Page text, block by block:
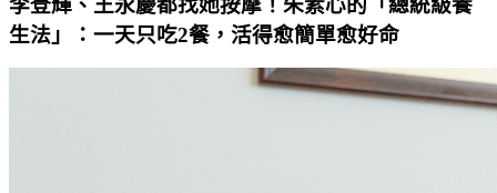
李登輝、王永慶都找她按摩！朱素心的「總統級養
生法」：一天只吃2餐，活得愈簡單愈好命